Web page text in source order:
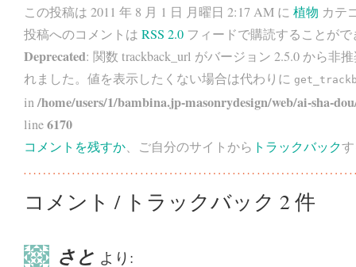
この投稿は 2011 年 8 月 1 日 月曜日 2:17 AM に 植物 カテ
投稿へのコメントは RSS 2.0 フィードで購読することが
Deprecated: 関数 trackback_url がバージョン 2.5.0 から非
れました。値を表示したくない場合は代わりに
in/home/users/1/bambina.jp-masonrydesign/web/ai-sha-
line6170
コメントを残すか、ご自分のサイトから トラックバック
コメント / トラックバック 2 件
さと より: